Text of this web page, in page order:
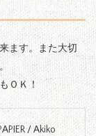
ます。また大切
ＯＫ！
/ Akiko